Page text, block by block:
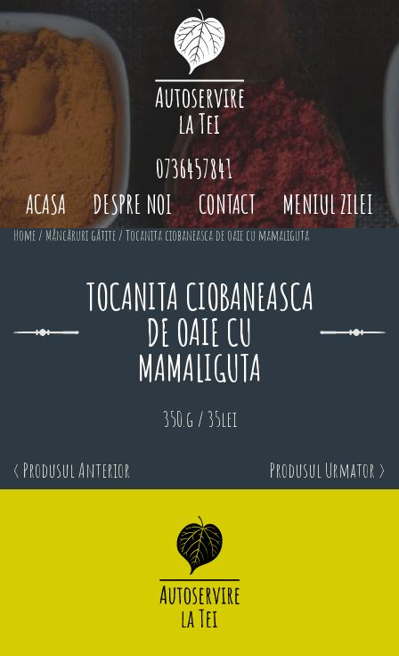
ACASA DESPRE NOI CONTACT MENIUL ZILEI
0736457841
Home / Mâncăruri gătite / Tocanita ciobaneasca de oaie cu mamaliguta
TOCANITA CIOBANEASCA
DE OAIE CU
MAMALIGUTA
350.g / 35lei
< Produsul Anterior Produsul Urmator >